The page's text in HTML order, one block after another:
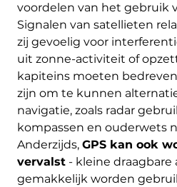
voordelen van het gebruik
Signalen van satellieten
zij gevoelig voor
uit zonne-activiteit of
kapiteins moeten
zijn om te kunnen
navigatie, zoals radar
kompassen en ouderwets
Anderzijds, GPS kan ook
vervalst- kleine draagbare
gemakkelijk worden